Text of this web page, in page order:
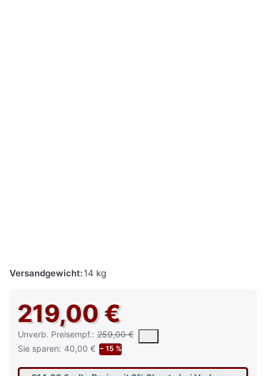
Versandgewicht:14 kg
219,00 €
Unverb. Preisempf.: 259,00 €
Die UVP ist der vorgeschlagene oder empfohlene
Sie sparen: 40,00 € − 15 %